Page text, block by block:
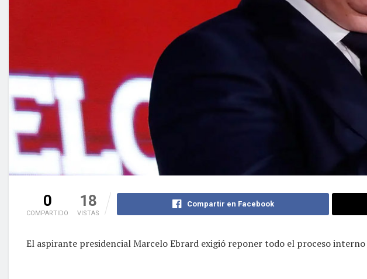
0
COMPARTIDO
18
VISTAS
Compartir en Facebook
El aspirante presidencial Marcelo Ebrard exigió reponer todo el proceso